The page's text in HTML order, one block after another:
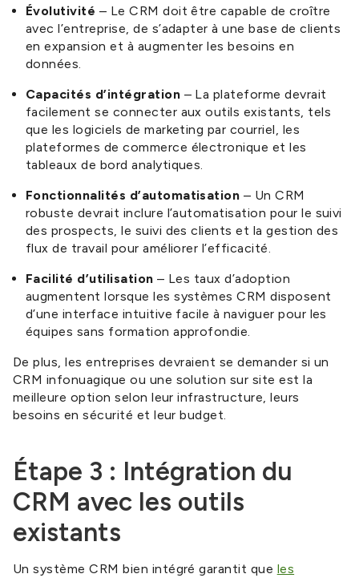
Évolutivité – Le CRM doit être capable de croître
avec l’entreprise, de s’adapter à une base de clients
en expansion et à augmenter les besoins en
données.
Capacités d’intégration – La plateforme devrait
facilement se connecter aux outils existants, tels
que les logiciels de marketing par courriel, les
plateformes de commerce électronique et les
tableaux de bord analytiques.
Fonctionnalités d’automatisation – Un CRM
robuste devrait inclure l’automatisation pour le suivi
des prospects, le suivi des clients et la gestion des
flux de travail pour améliorer l’efficacité.
Facilité d’utilisation – Les taux d’adoption
augmentent lorsque les systèmes CRM disposent
d’une interface intuitive facile à naviguer pour les
équipes sans formation approfondie.
De plus, les entreprises devraient se demander si un
CRM infonuagique ou une solution sur site est la
meilleure option selon leur infrastructure, leurs
besoins en sécurité et leur budget.
Étape 3 : Intégration du
CRM avec les outils
existants
Un système CRM bien intégré garantit que les